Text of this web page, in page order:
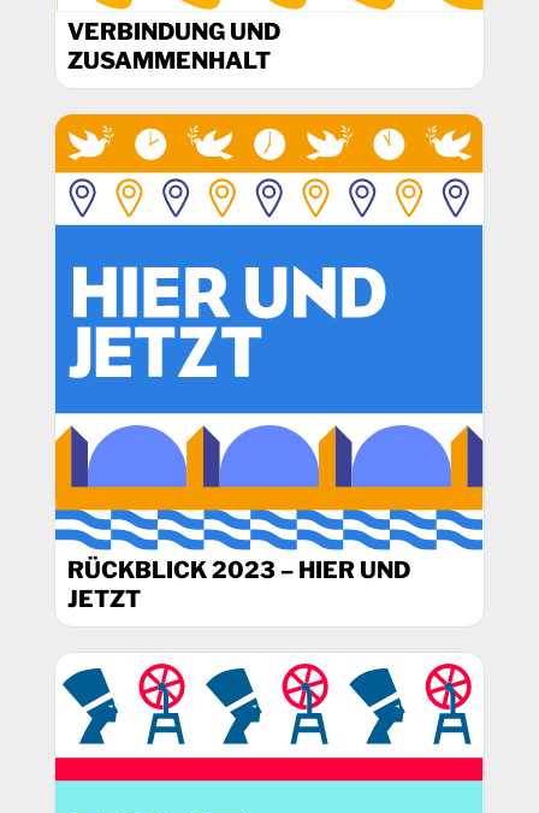
VERBINDUNG UND
ZUSAMMENHALT
RÜCKBLICK 2023 – HIER UND
JETZT